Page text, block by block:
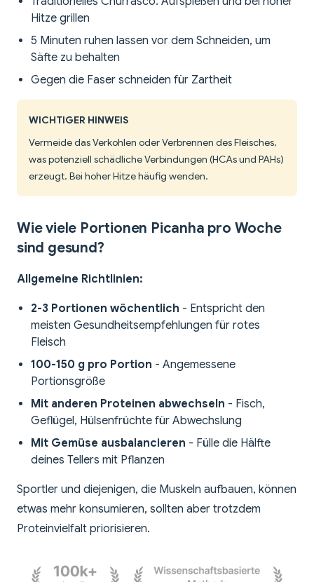
Hitze grillen
5 Minuten ruhen lassen vor dem Schneiden, um
Säfte zu behalten
Gegen die Faser schneiden für Zartheit
WICHTIGER HINWEIS
Vermeide das Verkohlen oder Verbrennen des Fleisches,
was potenziell schädliche Verbindungen (HCAs und PAHs)
erzeugt. Bei hoher Hitze häufig wenden.
Wie viele Portionen Picanha pro Woche
sind gesund?
Allgemeine Richtlinien:
2-3 Portionen wöchentlich - Entspricht den
meisten Gesundheitsempfehlungen für rotes
Fleisch
100-150 g pro Portion - Angemessene
Portionsgröße
Mit anderen Proteinen abwechseln - Fisch,
Geflügel, Hülsenfrüchte für Abwechslung
Mit Gemüse ausbalancieren - Fülle die Hälfte
deines Tellers mit Pflanzen
Sportler und diejenigen, die Muskeln aufbauen, können
etwas mehr konsumieren, sollten aber trotzdem
Proteinvielfalt priorisieren.